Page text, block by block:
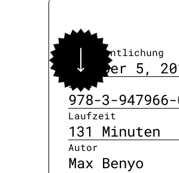
Veröffentlichung
October 5,
ISBN
978-3-
Laufzeit
131 Minuten
Autor
Max Benyo